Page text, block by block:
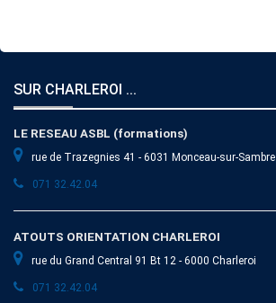
SUR CHARLEROI ...
LE RESEAU ASBL (formations)
rue de Trazegnies 41 - 6031 Monceau-sur-Sambre
071 32.42.04
ATOUTS ORIENTATION CHARLEROI
rue du Grand Central 91 Bt 12 - 6000 Charleroi
071 32.42.04